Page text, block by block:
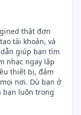
thật đơn
tài khoản, và
giúp bạn tìm
nhạc ngay lập
thiết bị, đảm
nơi. Dù bạn ở
bạn luôn trong